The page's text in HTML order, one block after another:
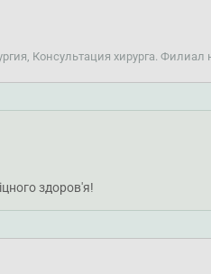
Консультация хирурга. Филиал
здоров'я!